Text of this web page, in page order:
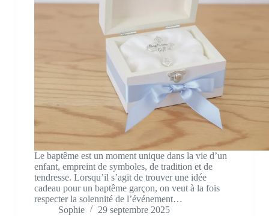
Le baptême est un moment unique dans la vie d’un
enfant, empreint de symboles, de tradition et de
tendresse. Lorsqu’il s’agit de trouver une idée
cadeau pour un baptême garçon, on veut à la fois
respecter la solennité de l’événement…
Sophie
29 septembre 2025